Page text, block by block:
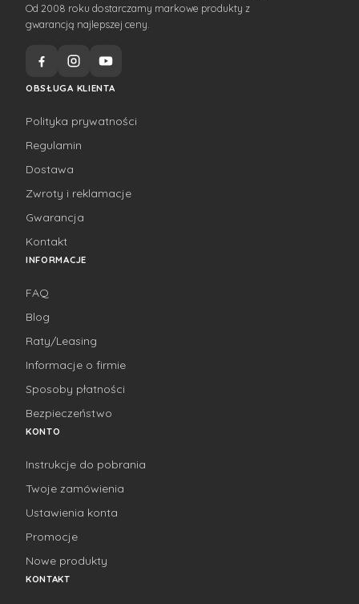
Od 2008 roku dostarczamy markowe produkty z
gwarancją najlepszej ceny.
OBSŁUGA KLIENTA
Polityka prywatności
Regulamin
Dostawa
Zwroty i reklamacje
Gwarancja
Kontakt
INFORMACJE
FAQ
Blog
Raty/Leasing
Informacje o firmie
Sposoby płatności
Bezpieczeństwo
KONTO
Instrukcje do pobrania
Twoje zamówienia
Ustawienia konta
Promocje
Nowe produkty
KONTAKT